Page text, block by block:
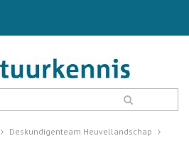
Deskundigenteam Heuvellandschap